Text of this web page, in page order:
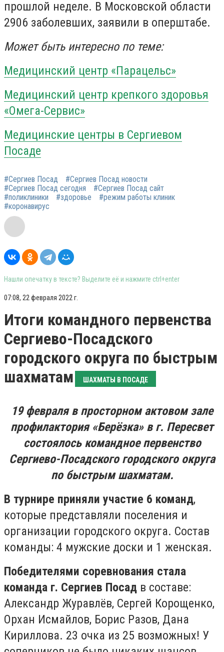
прошлой неделе. В Московской области
2906 заболевших, заявили в оперштабе.
Может быть интересно по теме:
Медицинский центр «Парацельс»
Медицинский центр крепкого здоровья
«Омега-Сервис»
Медицинские центры в Сергиевом
Посаде
#Сергиев Посад
#Сергиев Посад новости
#Сергиев Посад сегодня
#Сергиев Посад сайт
#поликлиники
#здоровье
#режим работы клиник
#коронавирус
Нашли опечатку в тексте? Выделите её и нажмите ctrl+enter
07:08, 22 февраля 2022 г.
Итоги командного первенства
Сергиево-Посадского
городского округа по быстрым
шахматам
ШАХМАТЫ В ПОСАДЕ
19 февраля в просторном актовом зале
профилактория «Берёзка» в г. Пересвет
состоялось командное первенство
Сергиево-Посадского городского округа
по быстрым шахматам.
В турнире приняли участие 6 команд,
которые представляли поселения и
организации городского округа. Состав
команды: 4 мужские доски и 1 женская.
Победителями соревнования стала
команда г. Сергиев Посад в составе:
Александр Журавлёв, Сергей Корощенко,
Орхан Исмайлов, Борис Разов, Дана
Кириллова. 23 очка из 25 возможных! У